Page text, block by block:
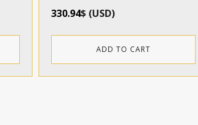
330.94$ (USD)
ADD TO CART